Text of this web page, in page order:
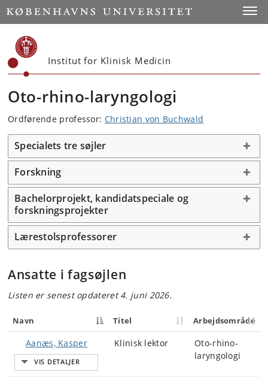
Start
Institut for Klinisk Medicin
Oto-rhino-laryngologi
Ordførende professor: Christian von Buchwald
Specialets tre søjler
Forskning
Bachelorprojekt, kandidatspeciale og
forskningsprojekter
Lærestolsprofessorer
Ansatte i fagsøjlen
Listen er senest opdateret 4. juni 2026.
Navn Titel Arbejdsområde
Aanæs, Kasper Klinisk lektor
Oto-rhino-
laryngologi